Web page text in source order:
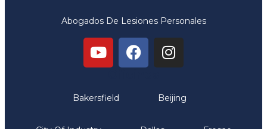
Abogados De Lesiones Personales
Bakersfield Beijing